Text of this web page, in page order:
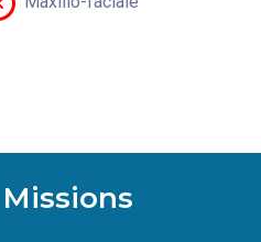
Missions